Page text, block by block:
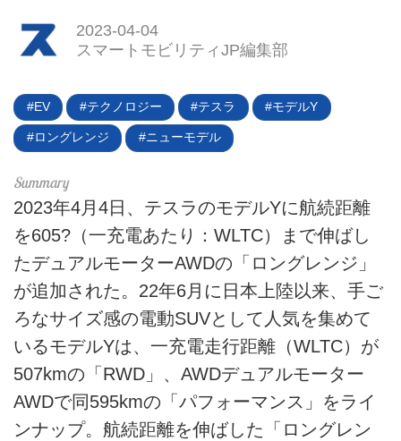
EV
電動キックボード
ライフスタイル
テクノロジー
このメディアについて
運営会社
利用規約
2023-04-04
スマートモビリティJP編集部
EV テクノロジー テスラ モデルY
ロングレンジ ニューモデル
2023年4月4日、テスラのモデルYに航続距離
を605?（一充電あたり：WLTC）まで伸ばし
たデュアルモーターAWDの「ロングレンジ」
が追加された。22年6月に日本上陸以来、手ご
ろなサイズ感の電動SUVとして人気を集めて
いるモデルYは、一充電走行距離（WLTC）が
507kmの「RWD」、AWDデュアルモーター
AWDで同595kmの「パフォーマンス」をライ
ンナップ。航続距離を伸ばした「ロングレン